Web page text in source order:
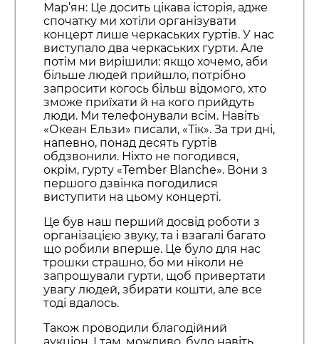
Мар’ян: Це досить цікава історія, адже
спочатку ми хотіли організувати
концерт лише черкаських гуртів. У нас
виступало два черкаських гурти. Але
потім ми вирішили: якщо хочемо, аби
більше людей прийшло, потрібно
запросити когось більш відомого, хто
зможе приїхати й на кого прийдуть
люди. Ми телефонували всім. Навіть
«Океан Ельзи» писали, «Тік». За три дні,
напевно, понад десять гуртів
обдзвонили. Ніхто не погодився,
окрім, гурту «Tember Blanche». Вони з
першого дзвінка погодилися
виступити на цьому концерті.
Це був наш перший досвід роботи з
організацією звуку, та і взагалі багато
що робили вперше. Це було для нас
трошки страшно, бо ми ніколи не
запрошували гурти, щоб привертати
увагу людей, збирати кошти, але все
тоді вдалось.
Також проводили благодійний